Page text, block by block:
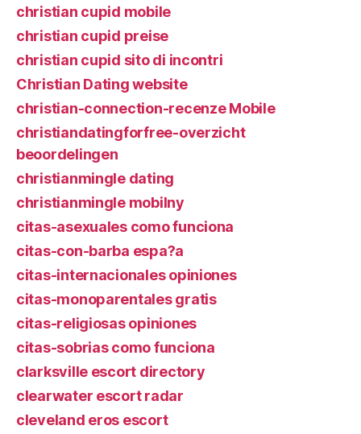
christian cupid mobile
christian cupid preise
christian cupid sito di incontri
Christian Dating website
christian-connection-recenze Mobile
christiandatingforfree-overzicht
beoordelingen
christianmingle dating
christianmingle mobilny
citas-asexuales como funciona
citas-con-barba espa?a
citas-internacionales opiniones
citas-monoparentales gratis
citas-religiosas opiniones
citas-sobrias como funciona
clarksville escort directory
clearwater escort radar
cleveland eros escort